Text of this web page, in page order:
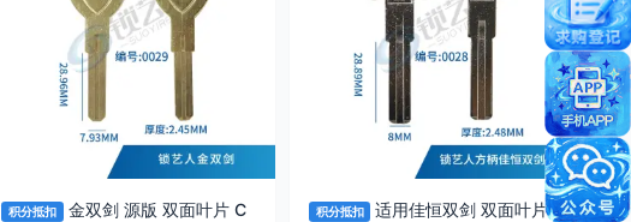
积分抵扣
金双剑 源版 双面叶片 C
积分抵扣
适用佳恒双剑 双面叶片